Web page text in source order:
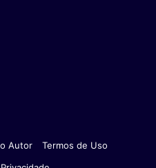
Autor
Termos de Uso